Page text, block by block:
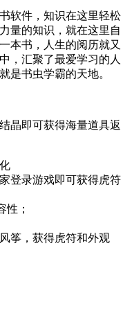
软件，知识在这里轻松
量的知识，就在这里自
本书，人生的阅历就又
，汇聚了最爱学习的人
是书虫学霸的天地。
晶即可获得海量道具返
登录游戏即可获得虎符
性；
筝，获得虎符和外观